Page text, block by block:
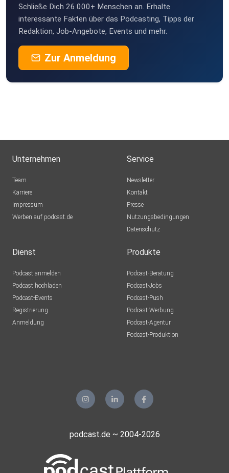
Schließe Dich 26.000+ Menschen an. Erhalte
interessante Fakten über das Podcasting, Tipps der
Redaktion, Job-Angebote, Events und mehr.
Zur Anmeldung
Unternehmen
Team
Karriere
Impressum
Werben auf podcast.de
Service
Newsletter
Kontakt
Presse
Nutzungsbedingungen
Datenschutz
Dienst
Podcast anmelden
Podcast hochladen
Podcast-Events
Registrierung
Anmeldung
Produkte
Podcast-Beratung
Podcast-Jobs
Podcast-Push
Podcast-Werbung
Podcast-Agentur
Podcast-Produktion
podcast.de ~ 2004-2026